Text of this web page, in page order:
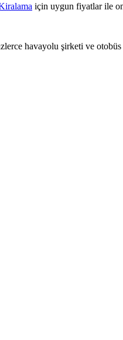
için uygun fiyatlar ile
havayolu şirketi ve otobüs